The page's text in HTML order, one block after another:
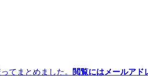
てまとめました。 閲覧にはメールアド